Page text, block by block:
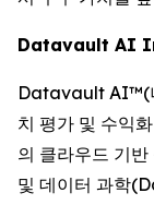
Datavault AI
Datavault AI™(
치 평가 및 수익
의 클라우드 기
및 데이터 과학